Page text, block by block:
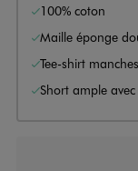
100% coton
Maille éponge
Tee-shirt
Short ample